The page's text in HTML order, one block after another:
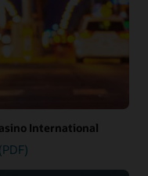
International